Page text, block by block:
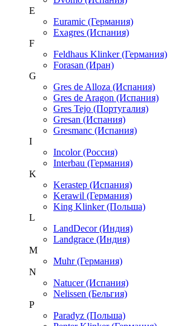
E
Euramic (Германия)
Exagres (Испания)
F
Feldhaus Klinker (Германия)
Forasan (Иран)
G
Gres de Alloza (Испания)
Gres de Aragon (Испания)
Gres Tejo (Португалия)
Gresan (Испания)
Gresmanc (Испания)
I
Incolor (Россия)
Interbau (Германия)
K
Kerastep (Испания)
Kerawil (Германия)
King Klinker (Польша)
L
LandDecor (Индия)
Landgrace (Индия)
M
Muhr (Германия)
N
Natucer (Испания)
Nelissen (Бельгия)
P
Paradyz (Польша)